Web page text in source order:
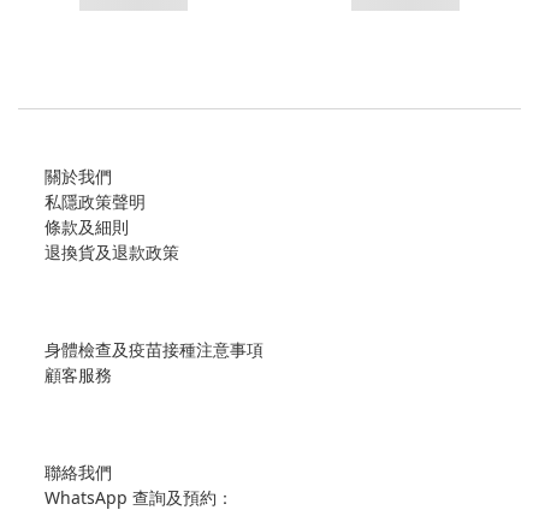
關於我們
私隱政策聲明
條款及細則
退換貨及退款政策
身體檢查及疫苗接種注意事項
顧客服務
聯絡我們
WhatsApp 查詢及預約：